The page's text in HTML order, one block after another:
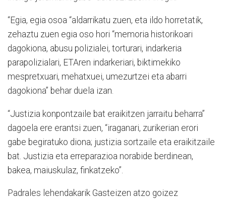
“Egia, egia osoa “aldarrikatu zuen, eta ildo horretatik,
zehaztu zuen egia oso hori “memoria historikoari
dagokiona, abusu polizialei, torturari, indarkeria
parapolizialari, ETAren indarkeriari, biktimekiko
mespretxuari, mehatxuei, umezurtzei eta abarri
dagokiona” behar duela izan.
“Justizia konpontzaile bat eraikitzen jarraitu beharra”
dagoela ere erantsi zuen, “iraganari, zurikerian erori
gabe begiratuko diona; justizia sortzaile eta eraikitzaile
bat. Justizia eta erreparazioa norabide berdinean,
bakea, maiuskulaz, finkatzeko”.
Padrales lehendakarik Gasteizen atzo goizez